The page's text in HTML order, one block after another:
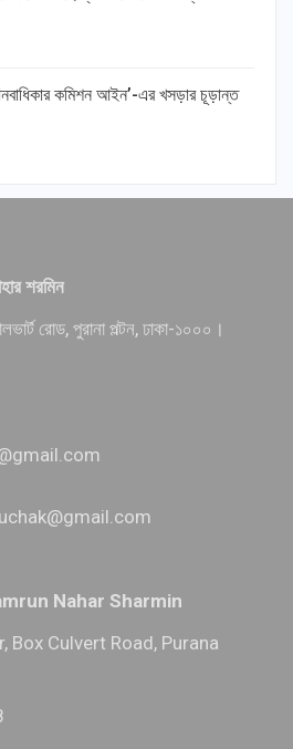
কমিশন আইন’-এর খসড়ার চূড়ান্ত
শরমিন
রোড, পুরানা পল্টন, ঢাকা-১০০০।
Nahar Sharmin
Box Culvert Road, Purana